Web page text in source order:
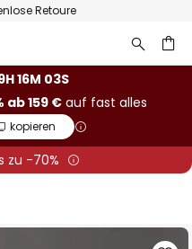
Retoure
16M 02S
ab 159 €auf fast alles
kopieren
zu -70%